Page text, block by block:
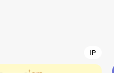
IP